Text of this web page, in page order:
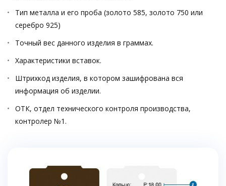
Тип металла и его проба (золото 585, золото 750 или
серебро 925)
Точный вес данного изделия в граммах.
Характеристики вставок.
Штрихкод изделия, в котором зашифрована вся
информация об изделии.
ОТК, отдел технического контроля производства,
контролер №1.